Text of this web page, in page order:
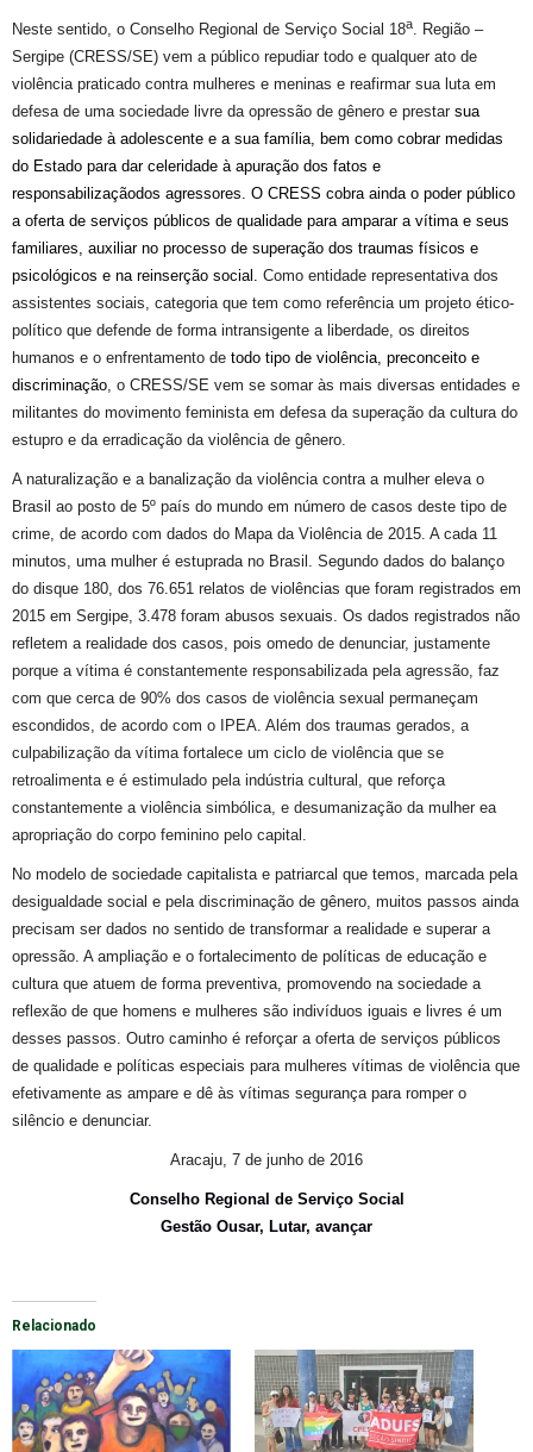
Neste sentido , o Conselho Regional de Serviço Social 18a
. Região –
Sergipe (CRESS/SE) vem a público repudiar todo e qualquer ato de
violência praticado contra mulheres e meninas e reafirmar sua luta em
defesa de uma sociedade livre da opressão de gênero e prestar sua
solidariedade à adolescente e a sua família, bem como cobrar medidas
do Estado para dar celeridade à apuração dos fatos e
responsabilizaçãodos agressores. O CRESS cobra ainda o poder público
a oferta de serviços públicos de qualidade para amparar a vítima e seus
familiares, auxiliar no processo de superação dos traumas físicos e
psicológicos e na reinserção social. Como entidade representativa dos
assistentes sociais, categoria que tem como referência um projeto ético-
político que defende de forma intransigente a liberdade, os direitos
humanos e o enfrentamento de todo tipo de violência, preconceito e
discriminação , o CRESS/SE vem se somar às mais diversas entidades e
militantes do movimento feminista em defesa da superação da cultura do
estupro e da erradicação da violência de gênero.
A naturalização e a banalização da violência contra a mulher eleva o
Brasil ao posto de 5º país do mundo em número de casos deste tipo de
crime , de acordo com dados do Mapa da Violência de 2015. A cada 11
minutos, uma mulher é estuprada no Brasil. Segundo dados do balanço
do disque 180, dos 76.651 relatos de violências que foram registrados em
2015 em Sergipe, 3.478 foram abusos sexuais. Os dados registrados não
refletem a realidade dos casos, pois omedo de denunciar, justamente
porque a vítima é constantemente responsabilizada pela agressão, faz
com que cerca de 90% dos casos de violência sexual permaneçam
escondidos, de acordo com o
IPEA. Além dos traumas gerados, a
culpabilização da vítima fortalece um ciclo de violência que se
retroalimenta e é estimulado pela indústria cultural, que reforça
constantemente a violência sim bólica, e desumanização da mulher ea
apropriação do corpo feminino pelo capital.
No modelo de sociedade capitalista e patriarcal que temos, marcada pela
desigualdade social e pela discriminação de gênero, muitos passos ainda
precisam ser dados no sentido de transformar a realidade e superar a
opressão. A ampliação e o fortalecimento de políticas de educação e
cultura que atuem de forma preventiva, promovendo na sociedade a
reflexão de que homens e mulheres são indivíduos iguais e livres é um
desses passos. Outro caminho é reforçar a oferta de serviços públicos
de qualidade e políticas especiais para mulheres vítimas de violência que
efetivamente as ampare e dê às vítimas segurança para romper o
silêncio e denunciar.
Aracaju, 7 de junho de 2016
Conselho Regional de Serviço Social
Gestão Ousar, Lutar, avançar
Relacionado